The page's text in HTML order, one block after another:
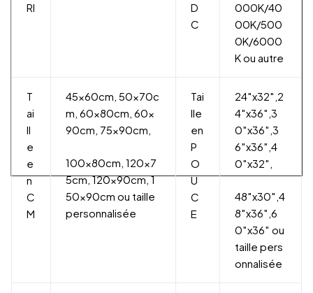
RI
D
C
000K/40
00K/500
0K/6000
K ou autre
T
ai
ll
e
e
n
C
M
45x60cm, 50x70c
m, 60x80cm, 60x
90cm, 75x90cm,
100x80cm, 120x7
5cm, 120x90cm, 1
50x90cm ou taille
personnalisée
Tai
lle
en
P
O
U
C
E
24″x32″,2
4″x36″,3
0″x36″,3
6″x36″,4
0″x32″,
48″x30″,4
8″x36″,6
0″x36″ ou
taille pers
onnalisée